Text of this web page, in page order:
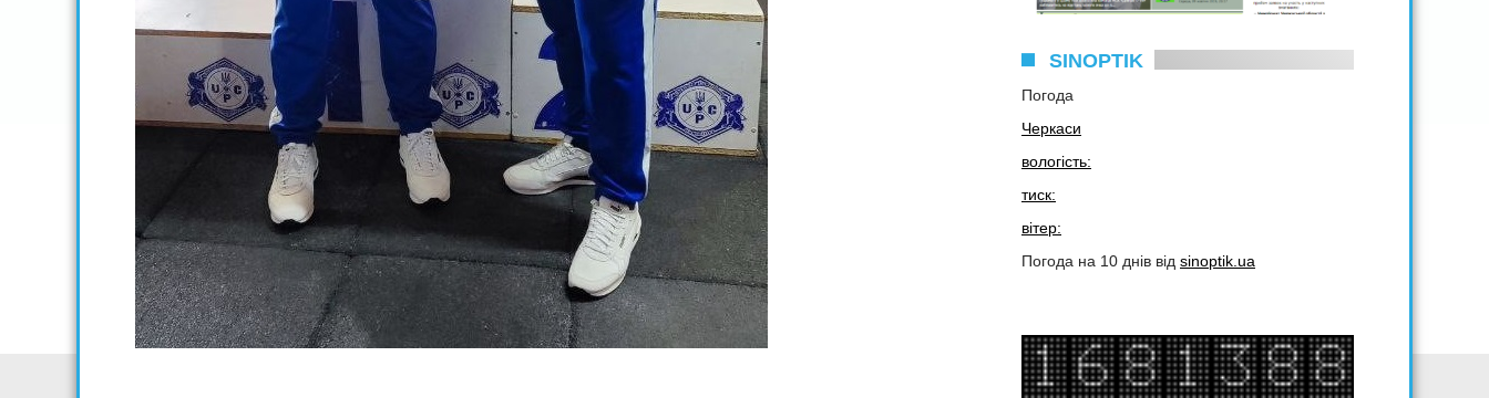
SINOPTIK
Погода
Черкаси
вологість:
тиск:
вітер:
Погода на 10 днів від sinoptik.ua